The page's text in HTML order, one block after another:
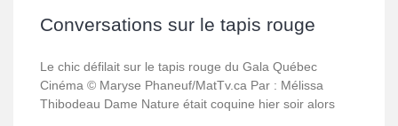
Conversations sur le tapis rouge
Le chic défilait sur le tapis rouge du Gala Québec
Cinéma © Maryse Phaneuf/MatTv.ca Par : Mélissa
Thibodeau Dame Nature était coquine hier soir alors